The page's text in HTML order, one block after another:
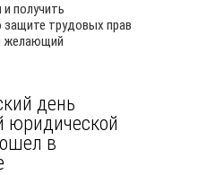
получить
защите трудовых прав
желающий
день
юридической
в